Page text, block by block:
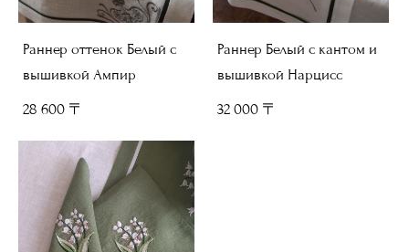
Раннер оттенок Белый с
вышивкой Ампир
28 600 〒
Раннер Белый с кантом и
вышивкой Нарцисс
32 000 〒